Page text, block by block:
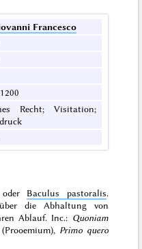
Francesco
Recht; Visitation;
oder Baculus pastoralis.
die Abhaltung von
Ablauf. Inc.: Quoniam
Primo quero